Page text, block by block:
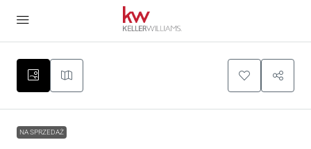
NA SPRZEDAŻ